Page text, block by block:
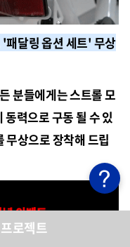
패달링 옵션 세트' 무상
분들에게는 스트롤 모
력으로 구동 될 수 있
무상으로 장착해 드립
로젝트